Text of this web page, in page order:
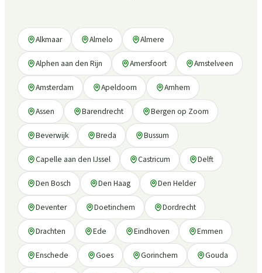
Alkmaar Almelo Almere
Alphen aan den Rijn Amersfoort Amstelveen
Amsterdam Apeldoorn Arnhem
Assen Barendrecht Bergen op Zoom
Beverwijk Breda Bussum
Capelle aan den IJssel Castricum Delft
Den Bosch Den Haag Den Helder
Deventer Doetinchem Dordrecht
Drachten Ede Eindhoven Emmen
Enschede Goes Gorinchem Gouda